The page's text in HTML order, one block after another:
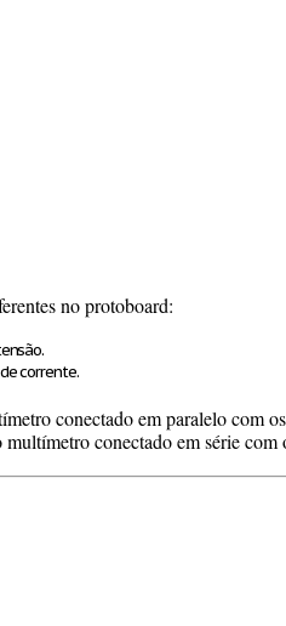
no protoboard:
corrente.
conectado em paralelo com
conectado em série